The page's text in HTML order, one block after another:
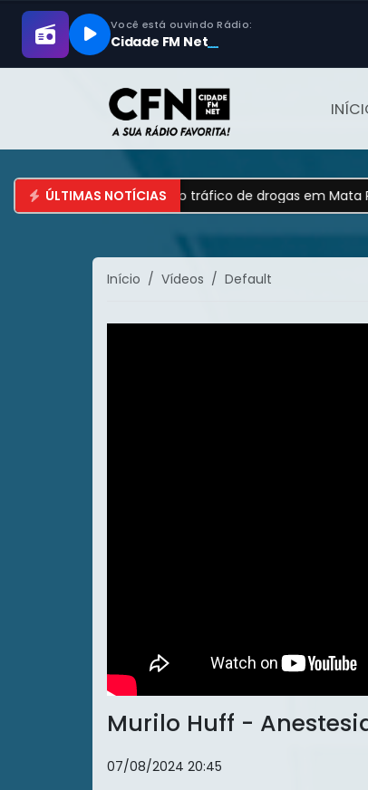
ÚLTIMAS NOTÍCIAS
contra o tráfico de drogas em Mata Roma •
Início Vídeos Default
Murilo Huff -
07/08/2024 20:45